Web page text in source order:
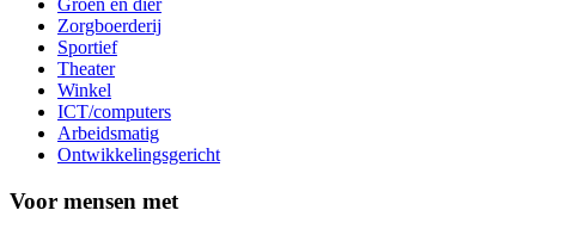
Groen en dier
Zorgboerderij
Sportief
Theater
Winkel
ICT/computers
Arbeidsmatig
Ontwikkelingsgericht
Voor mensen met